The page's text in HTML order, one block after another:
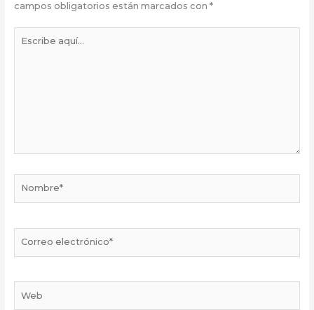
campos obligatorios están marcados con *
aquí...
electrónico*